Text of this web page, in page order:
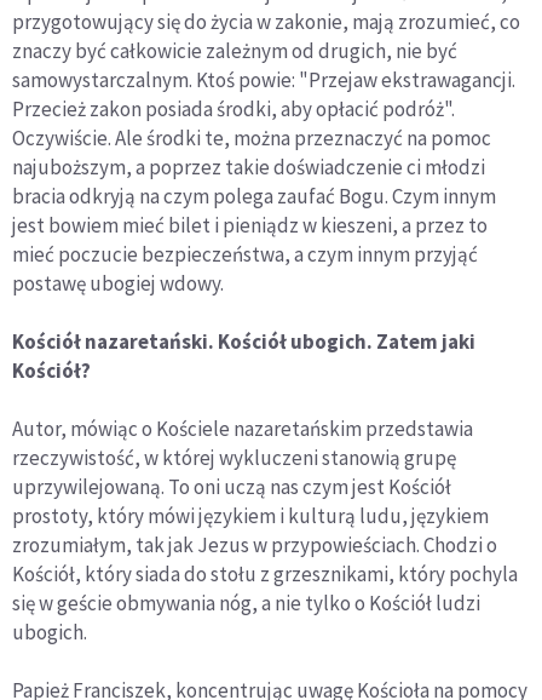
przygotowujący się do życia w zakonie, mają zrozumieć, co
znaczy być całkowicie zależnym od drugich, nie być
samowystarczalnym. Ktoś powie: "Przejaw ekstrawagancji.
Przecież zakon posiada środki, aby opłacić podróż".
Oczywiście. Ale środki te, można przeznaczyć na pomoc
najuboższym, a poprzez takie doświadczenie ci młodzi
bracia odkryją na czym polega zaufać Bogu. Czym innym
jest bowiem mieć bilet i pieniądz w kieszeni, a przez to
mieć poczucie bezpieczeństwa, a czym innym przyjąć
postawę ubogiej wdowy.
Kościół nazaretański. Kościół ubogich. Zatem jaki
Kościół?
Autor, mówiąc o Kościele nazaretańskim przedstawia
rzeczywistość, w której wykluczeni stanowią grupę
uprzywilejowaną. To oni uczą nas czym jest Kościół
prostoty, który mówi językiem i kulturą ludu, językiem
zrozumiałym, tak jak Jezus w przypowieściach. Chodzi o
Kościół, który siada do stołu z grzesznikami, który pochyla
się w geście obmywania nóg, a nie tylko o Kościół ludzi
ubogich.
Papież Franciszek, koncentrując uwagę Kościoła na pomocy